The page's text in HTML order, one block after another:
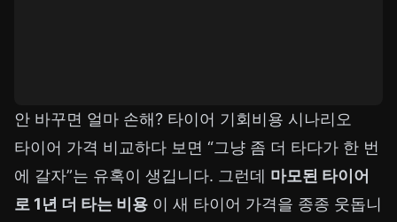
안 바꾸면 얼마 손해? 타이어 기회비용 시나리오
타이어 가격 비교하다 보면 “그냥 좀 더 타다가 한 번
에 갈자”는 유혹이 생깁니다. 그런데 마모된 타이어
로 1년 더 타는 비용 이 새 타이어 가격을 종종 웃돕니